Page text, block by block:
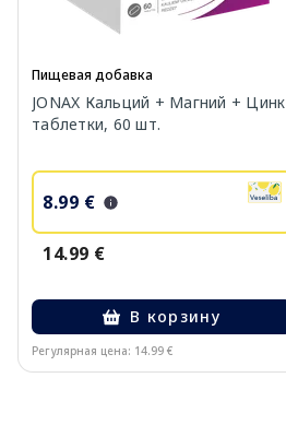
Пищевая добавка
JONAX Кальций + Магний + Цинк
таблетки, 60 шт.
8.99 €
14.99 €
В корзину
Регулярная цена: 14.99 €